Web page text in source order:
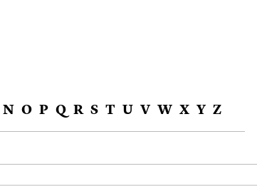
N O P Q R S T U V W X Y Z